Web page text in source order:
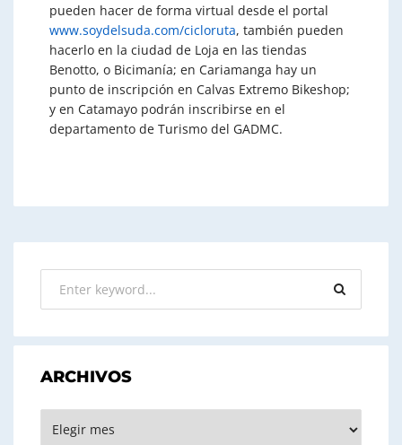
pueden hacer de forma virtual desde el portal
www.soydelsuda.com/cicloruta, también pueden
hacerlo en la ciudad de Loja en las tiendas
Benotto, o Bicimanía; en Cariamanga hay un
punto de inscripción en Calvas Extremo Bikeshop;
y en Catamayo podrán inscribirse en el
departamento de Turismo del GADMC.
ARCHIVOS